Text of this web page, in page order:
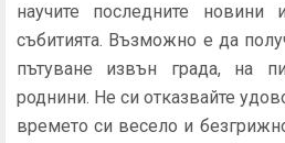
научите последните
събитията. Възможно е да
пътуване извън града, на
роднини. Не си отказвайте
времето си весело и